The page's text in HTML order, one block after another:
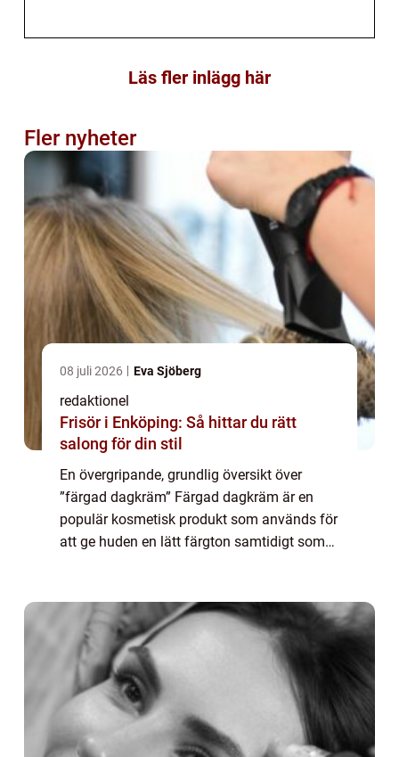
Läs fler inlägg här
Fler nyheter
08 juli 2026 Eva Sjöberg
redaktionel
Frisör i Enköping: Så hittar du rätt
salong för din stil
En övergripande, grundlig översikt över
”färgad dagkräm” Färgad dagkräm är en
populär kosmetisk produkt som används för
att ge huden en lätt färgton samtidigt som